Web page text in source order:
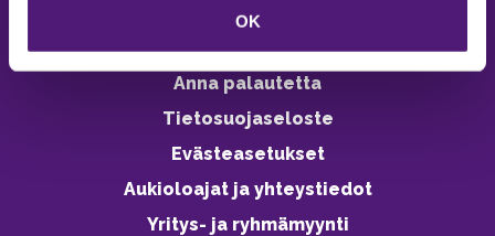
OK
Ympäristöohjelma
Avoimet työpaikat
Anna palautetta
Tietosuojaseloste
Evästeasetukset
Aukioloajat ja yhteystiedot
Yritys- ja ryhmämyynti